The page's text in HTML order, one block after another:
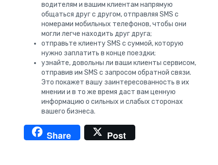
водителям и вашим клиентам напрямую
общаться друг с другом, отправляя SMS с
номерами мобильных телефонов, чтобы они
могли легче находить друг друга;
отправьте клиенту SMS с суммой, которую
нужно заплатить в конце поездки;
узнайте, довольны ли ваши клиенты сервисом,
отправив им SMS с запросом обратной связи.
Это покажет вашу заинтересованность в их
мнении и в то же время даст вам ценную
информацию о сильных и слабых сторонах
вашего бизнеса.
Share Post